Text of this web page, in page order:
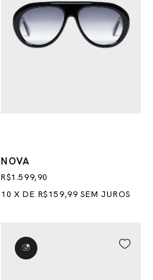
NOVA
R$1.599,90
10 XDE R$159,99 SEM JUROS